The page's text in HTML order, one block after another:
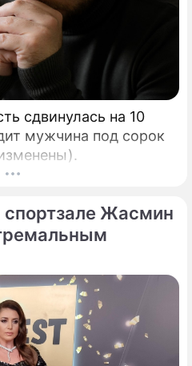
сдвинулась на 10
мужчина под сорок
Жасмин